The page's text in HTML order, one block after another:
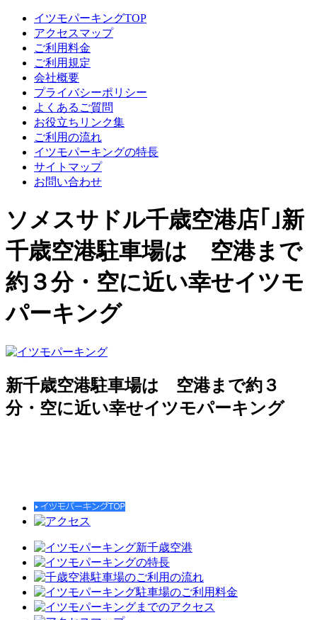
イツモパーキングTOP
アクセスマップ
ご利用料金
ご利用規定
会社概要
プライバシーポリシー
よくあるご質問
お役立ちリンク集
ご利用の流れ
イツモパーキングの特長
サイトマップ
お問い合わせ
ソメスサドル千歳空港店｢｣新
千歳空港駐車場は 空港まで
約３分・空に近い幸せイツモ
パーキング
新千歳空港駐車場は 空港まで約３
分・空に近い幸せイツモパーキング